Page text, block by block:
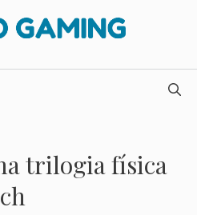
trilogia física